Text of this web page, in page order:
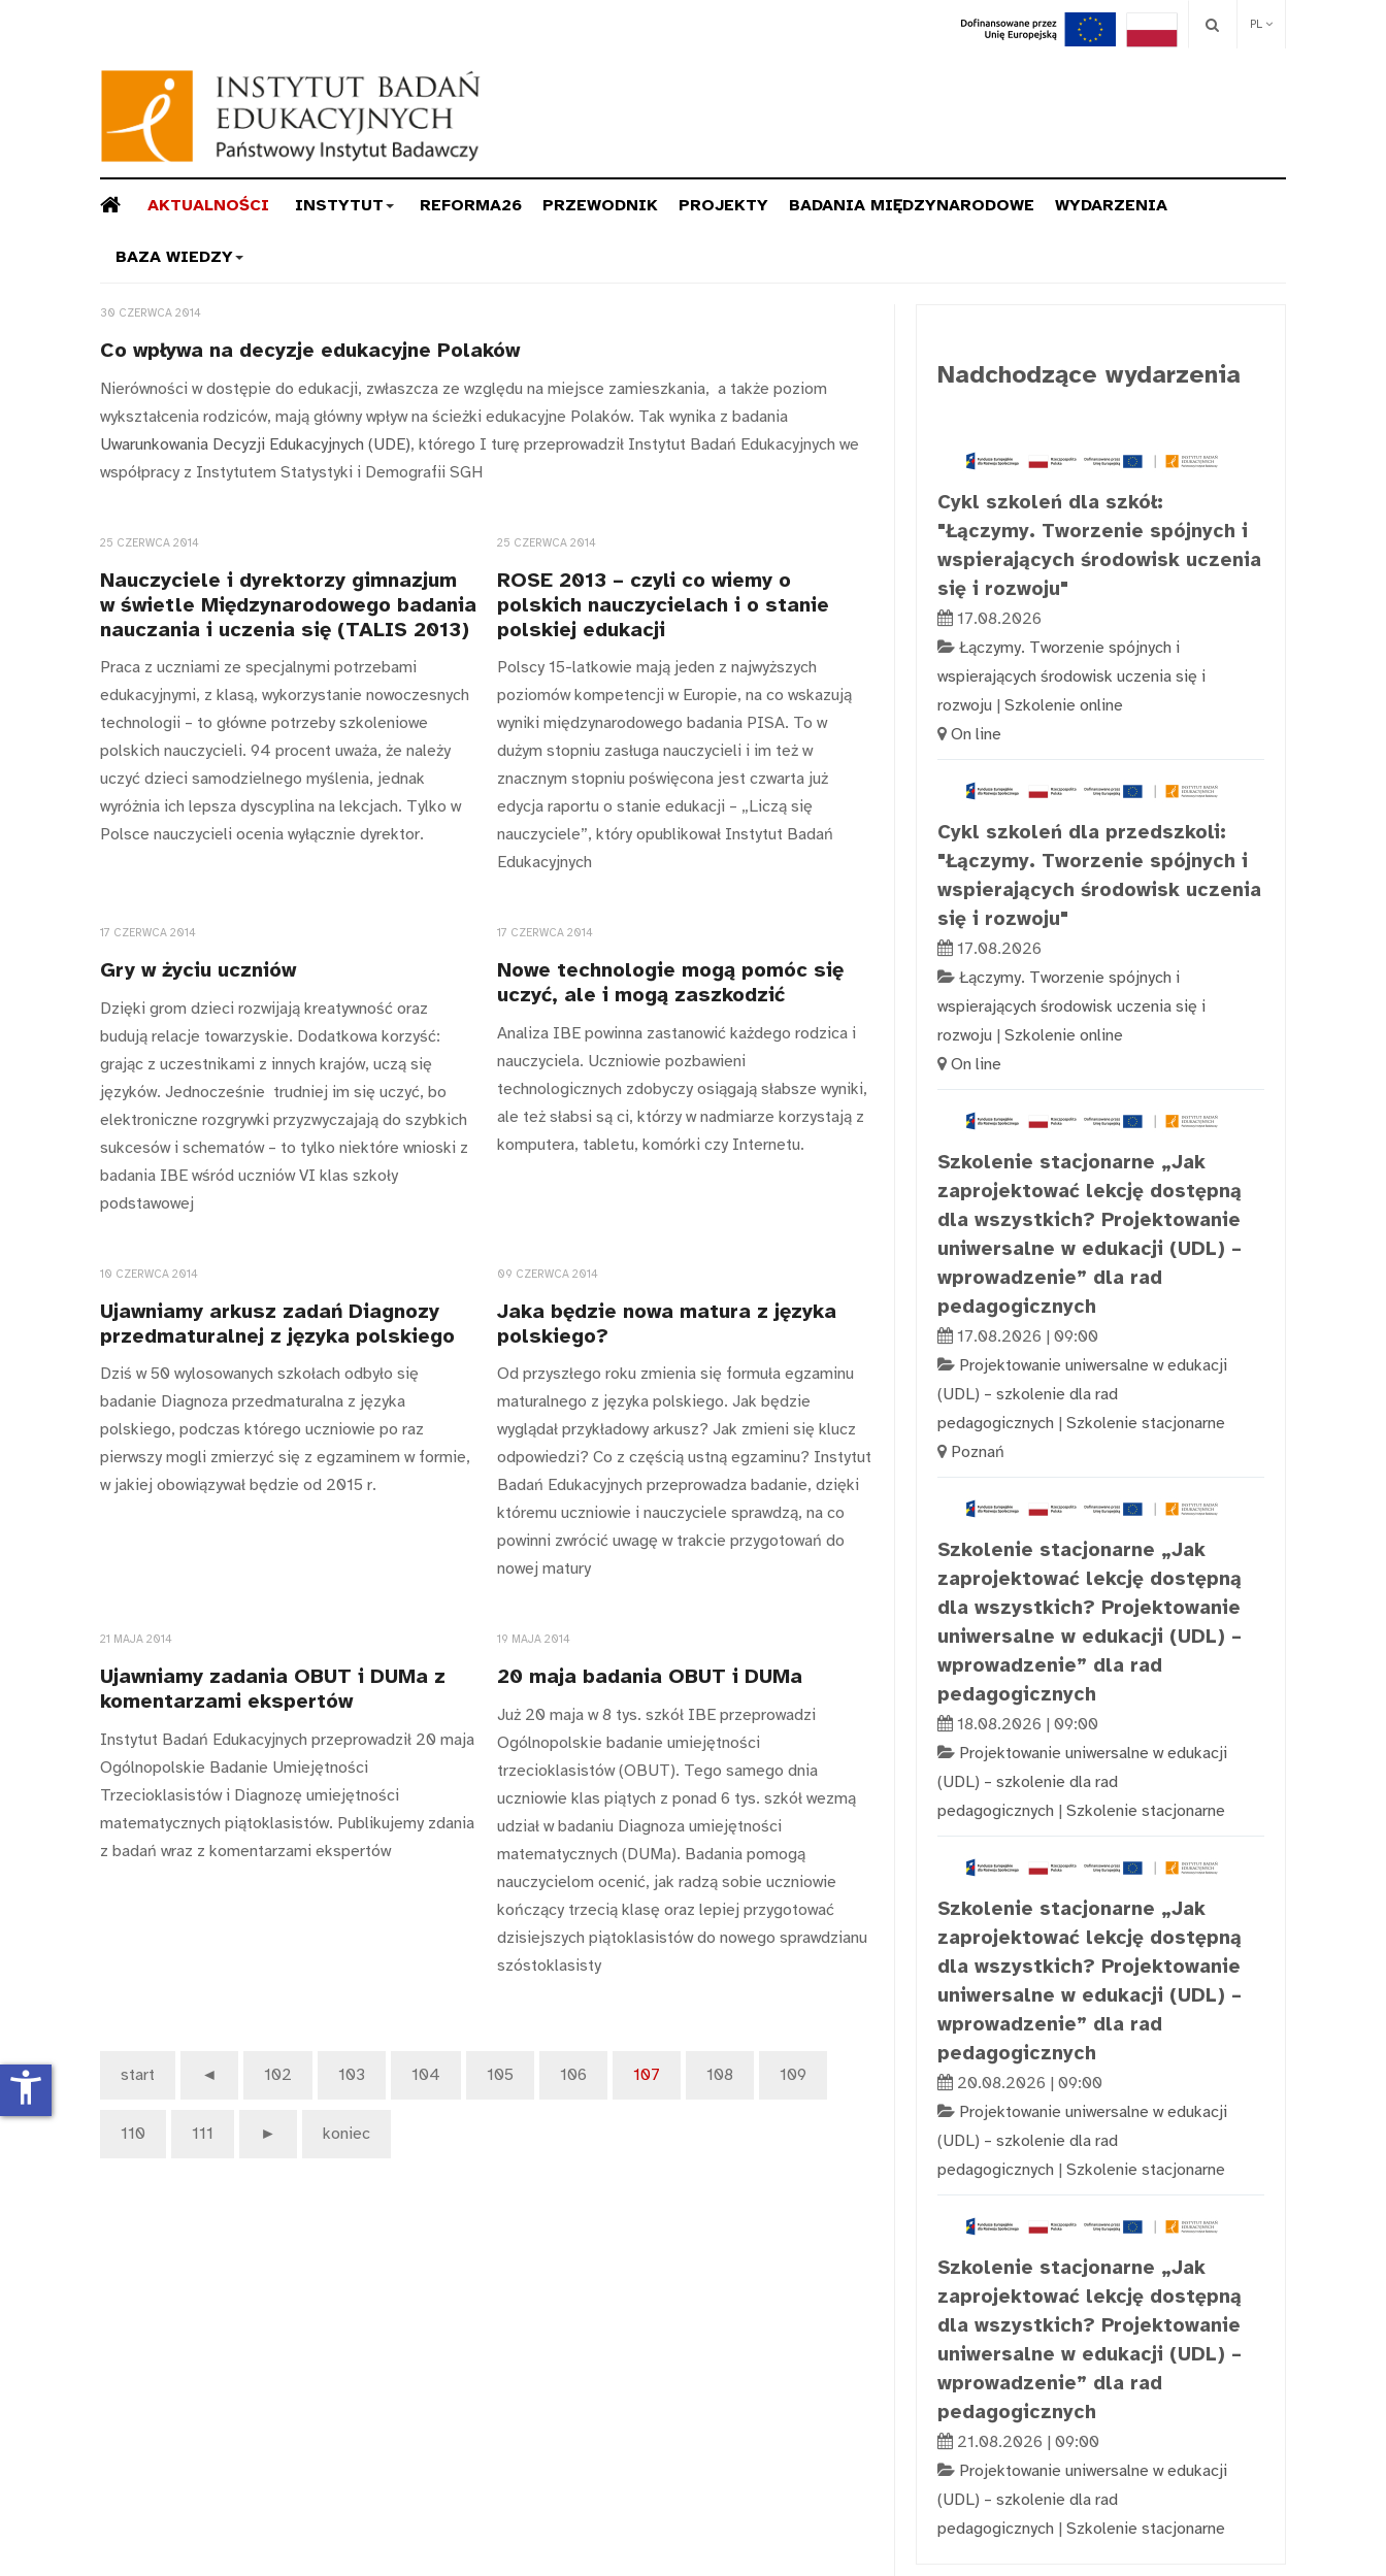
PL
AKTUALNOŚCI INSTYTUT REFORMA26 PRZEWODNIK PROJEKTY BADANIA MIĘDZYNARODOWE WYDARZENIA
BAZA WIEDZY
30 CZERWCA 2014
Co wpływa na decyzje edukacyjne Polaków
Nierówności w dostępie do edukacji, zwłaszcza ze względu na miejsce zamieszkania, a także poziom
wykształcenia rodziców, mają główny wpływ na ścieżki edukacyjne Polaków. Tak wynika z badania
Uwarunkowania Decyzji Edukacyjnych (UDE), którego I turę przeprowadził Instytut Badań Edukacyjnych we
współpracy z Instytutem Statystyki i Demografii SGH
25 CZERWCA 2014
Nauczyciele i dyrektorzy gimnazjum
w świetle Międzynarodowego badania
nauczania i uczenia się (TALIS 2013)
Praca z uczniami ze specjalnymi potrzebami
edukacyjnymi, z klasą, wykorzystanie nowoczesnych
technologii – to główne potrzeby szkoleniowe
polskich nauczycieli. 94 procent uważa, że należy
uczyć dzieci samodzielnego myślenia, jednak
wyróżnia ich lepsza dyscyplina na lekcjach. Tylko w
Polsce nauczycieli ocenia wyłącznie dyrektor.
25 CZERWCA 2014
ROSE 2013 – czyli co wiemy o
polskich nauczycielach i o stanie
polskiej edukacji
Polscy 15-latkowie mają jeden z najwyższych
poziomów kompetencji w Europie, na co wskazują
wyniki międzynarodowego badania PISA. To w
dużym stopniu zasługa nauczycieli i im też w
znacznym stopniu poświęcona jest czwarta już
edycja raportu o stanie edukacji – „Liczą się
nauczyciele”, który opublikował Instytut Badań
Edukacyjnych
17 CZERWCA 2014
Gry w życiu uczniów
Dzięki grom dzieci rozwijają kreatywność oraz
budują relacje towarzyskie. Dodatkowa korzyść:
grając z uczestnikami z innych krajów, uczą się
języków. Jednocześnie trudniej im się uczyć, bo
elektroniczne rozgrywki przyzwyczajają do szybkich
sukcesów i schematów – to tylko niektóre wnioski z
badania IBE wśród uczniów VI klas szkoły
podstawowej
17 CZERWCA 2014
Nowe technologie mogą pomóc się
uczyć, ale i mogą zaszkodzić
Analiza IBE powinna zastanowić każdego rodzica i
nauczyciela. Uczniowie pozbawieni
technologicznych zdobyczy osiągają słabsze wyniki,
ale też słabsi są ci, którzy w nadmiarze korzystają z
komputera, tabletu, komórki czy Internetu.
10 CZERWCA 2014
Ujawniamy arkusz zadań Diagnozy
przedmaturalnej z języka polskiego
Dziś w 50 wylosowanych szkołach odbyło się
badanie Diagnoza przedmaturalna z języka
polskiego, podczas którego uczniowie po raz
pierwszy mogli zmierzyć się z egzaminem w formie,
w jakiej obowiązywał będzie od 2015 r.
09 CZERWCA 2014
Jaka będzie nowa matura z języka
polskiego?
Od przyszłego roku zmienia się formuła egzaminu
maturalnego z języka polskiego. Jak będzie
wyglądał przykładowy arkusz? Jak zmieni się klucz
odpowiedzi? Co z częścią ustną egzaminu? Instytut
Badań Edukacyjnych przeprowadza badanie, dzięki
któremu uczniowie i nauczyciele sprawdzą, na co
powinni zwrócić uwagę w trakcie przygotowań do
nowej matury
21 MAJA 2014
Ujawniamy zadania OBUT i DUMa z
komentarzami ekspertów
Instytut Badań Edukacyjnych przeprowadził 20 maja
Ogólnopolskie Badanie Umiejętności
Trzecioklasistów i Diagnozę umiejętności
matematycznych piątoklasistów. Publikujemy zdania
z badań wraz z komentarzami ekspertów
19 MAJA 2014
20 maja badania OBUT i DUMa
Już 20 maja w 8 tys. szkół IBE przeprowadzi
Ogólnopolskie badanie umiejętności
trzecioklasistów (OBUT). Tego samego dnia
uczniowie klas piątych z ponad 6 tys. szkół wezmą
udział w badaniu Diagnoza umiejętności
matematycznych (DUMa). Badania pomogą
nauczycielom ocenić, jak radzą sobie uczniowie
kończący trzecią klasę oraz lepiej przygotować
dzisiejszych piątoklasistów do nowego sprawdzianu
szóstoklasisty
start ◄ 102 103 104 105 106 107 108 109
110 111 ► koniec
Nadchodzące wydarzenia
Cykl szkoleń dla szkół:
"Łączymy. Tworzenie spójnych i
wspierających środowisk uczenia
się i rozwoju"
17.08.2026
Łączymy. Tworzenie spójnych i
wspierających środowisk uczenia się i
rozwoju | Szkolenie online
On line
Cykl szkoleń dla przedszkoli:
"Łączymy. Tworzenie spójnych i
wspierających środowisk uczenia
się i rozwoju"
17.08.2026
Łączymy. Tworzenie spójnych i
wspierających środowisk uczenia się i
rozwoju | Szkolenie online
On line
Szkolenie stacjonarne „Jak
zaprojektować lekcję dostępną
dla wszystkich? Projektowanie
uniwersalne w edukacji (UDL) –
wprowadzenie” dla rad
pedagogicznych
17.08.2026 | 09:00
Projektowanie uniwersalne w edukacji
(UDL) – szkolenie dla rad
pedagogicznych | Szkolenie stacjonarne
Poznań
Szkolenie stacjonarne „Jak
zaprojektować lekcję dostępną
dla wszystkich? Projektowanie
uniwersalne w edukacji (UDL) –
wprowadzenie” dla rad
pedagogicznych
18.08.2026 | 09:00
Projektowanie uniwersalne w edukacji
(UDL) – szkolenie dla rad
pedagogicznych | Szkolenie stacjonarne
Szkolenie stacjonarne „Jak
zaprojektować lekcję dostępną
dla wszystkich? Projektowanie
uniwersalne w edukacji (UDL) –
wprowadzenie” dla rad
pedagogicznych
20.08.2026 | 09:00
Projektowanie uniwersalne w edukacji
(UDL) – szkolenie dla rad
pedagogicznych | Szkolenie stacjonarne
Szkolenie stacjonarne „Jak
zaprojektować lekcję dostępną
dla wszystkich? Projektowanie
uniwersalne w edukacji (UDL) –
wprowadzenie” dla rad
pedagogicznych
21.08.2026 | 09:00
Projektowanie uniwersalne w edukacji
(UDL) – szkolenie dla rad
pedagogicznych | Szkolenie stacjonarne
accessibility_new